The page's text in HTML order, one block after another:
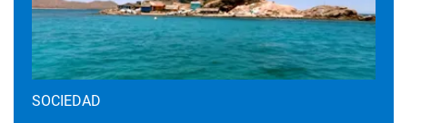
SOCIEDAD